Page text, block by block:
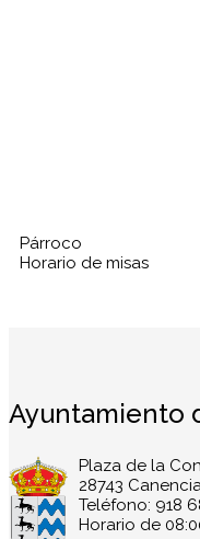
Párroco
Horario de misas
Ayuntamiento
Plaza de la
28743
Teléfono: 918
Horario de